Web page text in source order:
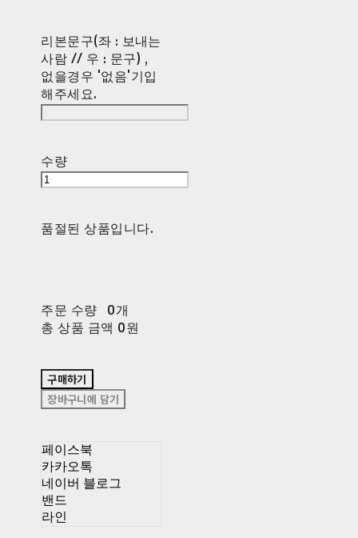
리본문구(좌 : 보내는
사람 // 우 : 문구) ,
없을경우 '없음'기입
해주세요.
수량
품절된 상품입니다.
주문 수량
0개
총 상품 금액 0원
구매하기
장바구니에 담기
페이스북
카카오톡
네이버 블로그
밴드
라인